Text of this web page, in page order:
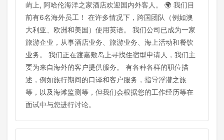
屿上, 阿哈伦海洋之家酒店欢迎国内外客人。 🌍 我们目
前有6名海外员工！ 在许多情况下，跨国团队（例如澳
大利亚、欧洲和美国）使用英语。 我们公司已成为一家
旅游企业，从事酒店业务、旅游业务、海上活动和餐饮
业务。 我们正在渡嘉敷岛上寻找住宿型申请人，我们主
要为来自海外的客户提供服务。 有各种各样的职位描
述，例如旅行期间的口译和客户服务，指导浮潜之旅
等，以及海滩监测等，但我们会根据您的工作经历等在
面试中与您进行讨论。